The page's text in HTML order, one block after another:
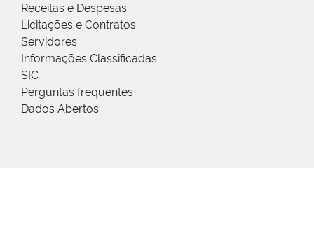
Receitas e Despesas
Licitações e Contratos
Servidores
Informações Classificadas
SIC
Perguntas frequentes
Dados Abertos